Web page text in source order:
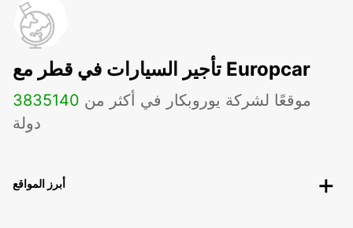
تأجير السيارات في قطر مع Europcar
3835 موقعًا لشركة يوروبكار في أكثر من 140
دولة
أبرز المواقع